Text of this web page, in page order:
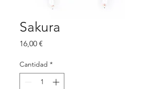
Sakura
16,00 €
Cantidad *